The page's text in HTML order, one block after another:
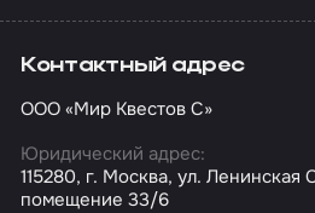
Контактный адрес
ООО «Мир Квестов С»
Юридический адрес:
115280, г. Москва, ул. Ленинская
помещение 33/6